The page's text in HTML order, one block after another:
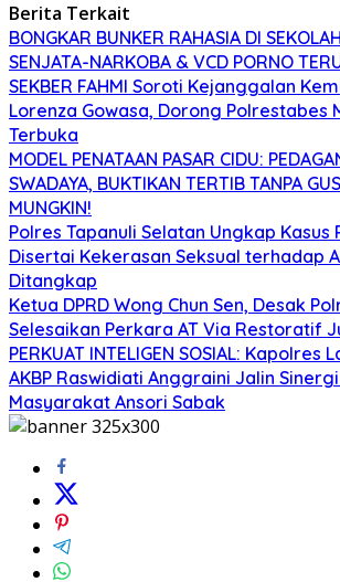
Berita Terkait
BONGKAR BUNKER RAHASIA DI
SENJATA-NARKOBA & VCD PORNO
SEKBER FAHMI Soroti Kejanggalan
Lorenza Gowasa, Dorong Polrestabes
Terbuka
MODEL PENATAAN PASAR CIDU:
SWADAYA, BUKTIKAN TERTIB TANPA
MUNGKIN!
Polres Tapanuli Selatan Ungkap Kasus
Disertai Kekerasan Seksual terhadap
Ditangkap
Ketua DPRD Wong Chun Sen, Desak
Selesaikan Perkara AT Via Restoratif
PERKUAT INTELIGEN SOSIAL: Kapolres
AKBP Raswidiati Anggraini Jalin
Masyarakat Ansori Sabak